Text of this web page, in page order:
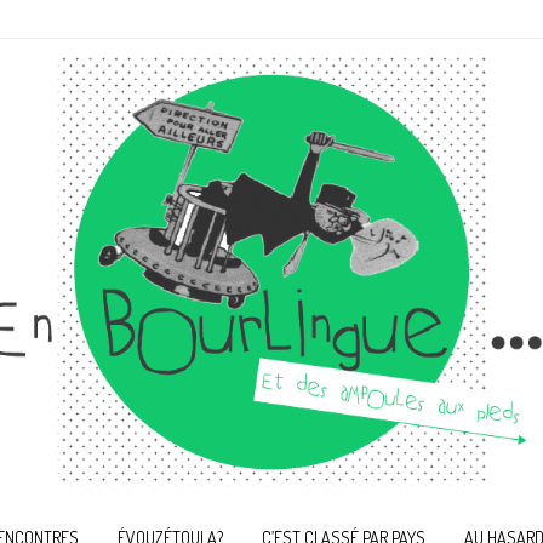
ÉVOUZÉTOULA? C’EST CLASSÉ PAR PAYS AU